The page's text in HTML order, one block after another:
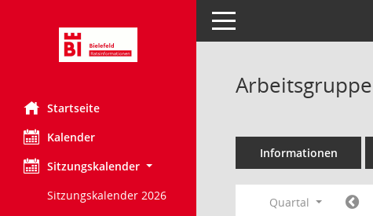
Startseite
Kalender
Sitzungskalender
Sitzungskalender 2026
Toggle navigation
Informationen
Quartal